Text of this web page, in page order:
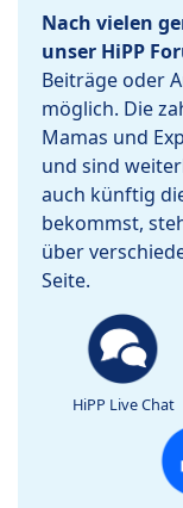
Nach vielen
unser HiPP
Beiträge oder
möglich. Die
Mamas und
und sind
auch künftig
bekommst,
über
Seite.
HiPP Live Chat